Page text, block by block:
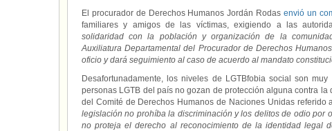
El procurador de Derechos Humanos Jordán Rodas envió un
familiares y amigos de las víctimas, exigiendo a las
solidaridad con la población y organización de la
Auxiliatura Departamental del Procurador de Derechos
oficio y dará seguimiento al caso de acuerdo al mandato
Desafortunadamente, los niveles de LGTBfobia social son
personas LGTB del país no gozan de protección alguna contra la
del Comité de Derechos Humanos de Naciones Unidas referido
legislación no prohíba la discriminación y los delitos de odio por
no proteja el derecho al reconocimiento de la identidad legal